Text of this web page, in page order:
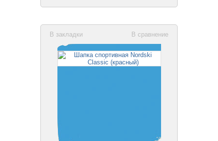
В сравнение
В закладки